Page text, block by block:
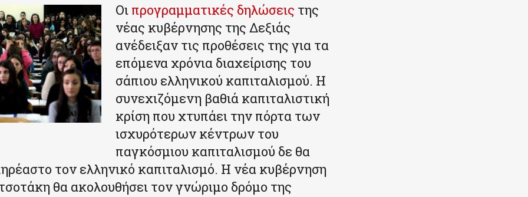
Οι προγραμματικές δηλώσεις της
νέας κυβέρνησης της Δεξιάς
ανέδειξαν τις προθέσεις της για τα
επόμενα χρόνια διαχείρισης του
σάπιου ελληνικού καπιταλισμού. Η
συνεχιζόμενη βαθιά καπιταλιστική
κρίση που χτυπάει την πόρτα των
ισχυρότερων κέντρων του
παγκόσμιου καπιταλισμού δε θα
τον ελληνικό καπιταλισμό. Η νέα κυβέρνηση
θα ακολουθήσει τον γνώριμο δρόμο της